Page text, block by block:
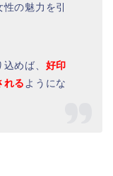
の魅力を引
めば、 好印
れる ようにな